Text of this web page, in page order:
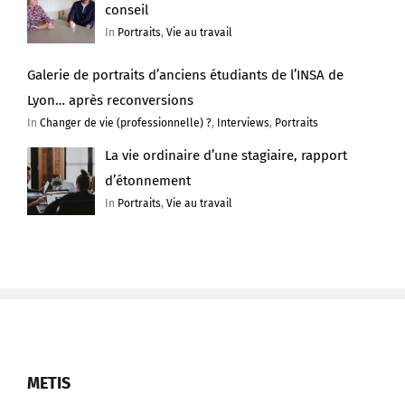
conseil
In Portraits,Vie au travail
Galerie de portraits d’anciens étudiants de l’INSA de
Lyon… après reconversions
In Changer de vie (professionnelle) ?, Interviews, Portraits
La vie ordinaire d’une stagiaire, rapport
d’étonnement
In Portraits,Vie au travail
METIS